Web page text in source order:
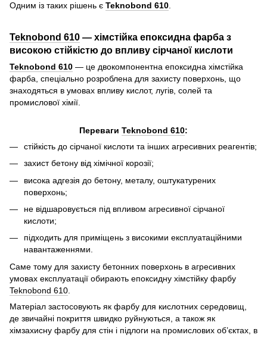
Одним із таких рішень є Teknobond 610
Teknobond 610 — хімстійка епоксидна фарба з
високою стійкістю до впливу сірчаної кислоти
Teknobond 610 — це двокомпонентна епоксидна хімстійка
фарба, спеціально розроблена для захисту поверхонь, що
знаходяться в умовах впливу кислот, лугів, солей та
промислової хімії.
Переваги Teknobond 610:
стійкість до сірчаної кислоти та інших агресивних реагентів;
захист бетону від хімічної корозії;
висока адгезія до бетону, металу, оштукатурених
поверхонь;
не відшаровується під впливом агресивної сірчаної
кислоти;
підходить для приміщень з високими експлуатаційними
навантаженнями.
Саме тому для захисту бетонних поверхонь в агресивних
умовах експлуатації обирають епоксидну хімстійку фарбу
Teknobond 610
Матеріал застосовують як фарбу для кислотних середовищ,
де звичайні покриття швидко руйнуються, а також як
хімзахисну фарбу для стін і підлоги на промислових об’єктах, в